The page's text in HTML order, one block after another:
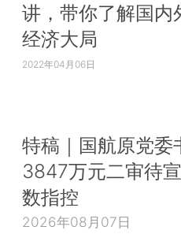
讲，带你了解国内
经济大局
2022年04月06日
特稿｜国航原党委
3847万元二审待
数指控
2026年08月07日